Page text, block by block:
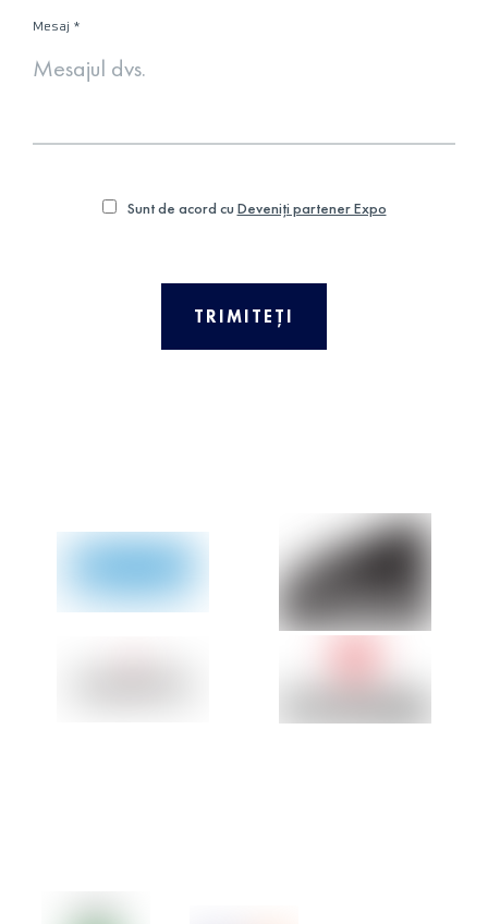
Mesaj *
Sunt de acord cu Deveniți partener Expo
TRIMITEȚI